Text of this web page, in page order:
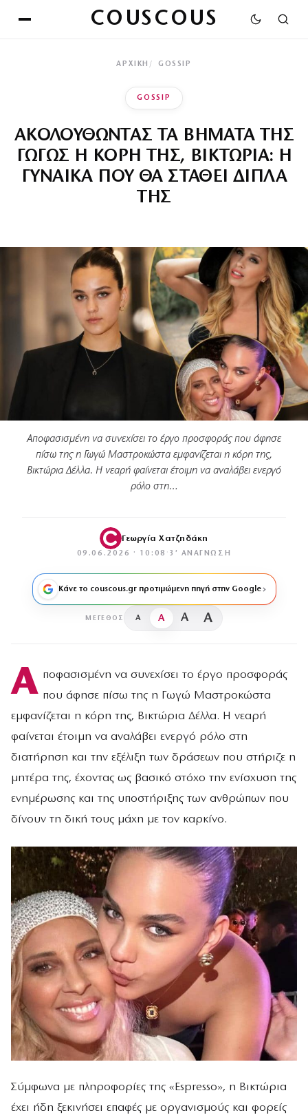
COUSCOUS
ΑΡΧΙΚΉ GOSSIP
GOSSIP
ΑΚΟΛΟΥΘΩΝΤΑΣ ΤΑ ΒΗΜΑΤΑ ΤΗΣ
ΓΩΓΩΣ Η ΚΟΡΗ ΤΗΣ, ΒΙΚΤΩΡΙΑ: Η
ΓΥΝΑΙΚΑ ΠΟΥ ΘΑ ΣΤΑΘΕΙ ΔΙΠΛΑ
ΤΗΣ
Αποφασισμένη να συνεχίσει το έργο προσφοράς που άφησε
πίσω της η Γωγώ Μαστροκώστα εμφανίζεται η κόρη της,
Βικτώρια Δέλλα. Η νεαρή φαίνεται έτοιμη να αναλάβει ενεργό
ρόλο στη…
Γεωργία Χατζηδάκη
09.06.2026 · 10:08 · 3′ ΑΝΆΓΝΩΣΗ
Κάνε το couscous.gr προτιμώμενη πηγή στην Google
ΜΈΓΕΘΟΣ A A A A
Α ποφασισμένη να συνεχίσει το έργο προσφοράς
που άφησε πίσω της η Γωγώ Μαστροκώστα
εμφανίζεται η κόρη της, Βικτώρια Δέλλα. Η νεαρή
φαίνεται έτοιμη να αναλάβει ενεργό ρόλο στη
διατήρηση και την εξέλιξη των δράσεων που στήριζε η
μητέρα της, έχοντας ως βασικό στόχο την ενίσχυση της
ενημέρωσης και της υποστήριξης των ανθρώπων που
δίνουν τη δική τους μάχη με τον καρκίνο.
Σύμφωνα με πληροφορίες της «Espresso», η Βικτώρια
έχει ήδη ξεκινήσει επαφές με οργανισμούς και φορείς